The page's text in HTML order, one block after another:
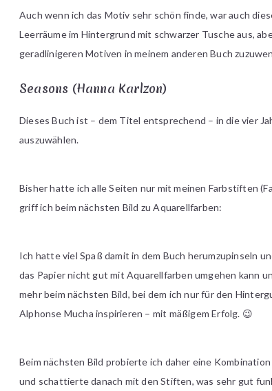
Auch wenn ich das Motiv sehr schön finde, war auch
Leerräume im Hintergrund mit schwarzer Tusche aus,
geradlinigeren Motiven in meinem anderen Buch
Seasons (Hanna Karlzon)
Dieses Buch ist – dem Titel entsprechend – in die vier
auszuwählen.
Bisher hatte ich alle Seiten nur mit meinen Farbstiften
griff ich beim nächsten Bild zu Aquarellfarben:
Ich hatte viel Spaß damit in dem Buch herumzupinseln
das Papier nicht gut mit Aquarellfarben umgehen kann
mehr beim nächsten Bild, bei dem ich nur für den
Alphonse Mucha inspirieren – mit mäßigem Erfolg. 😉
Beim nächsten Bild probierte ich daher eine
und schattierte danach mit den Stiften, was sehr gut